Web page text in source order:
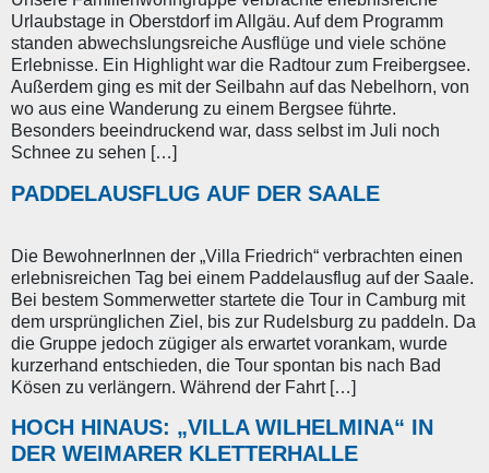
Urlaubstage in Oberstdorf im Allgäu. Auf dem Programm
standen abwechslungsreiche Ausflüge und viele schöne
Erlebnisse. Ein Highlight war die Radtour zum Freibergsee.
Außerdem ging es mit der Seilbahn auf das Nebelhorn, von
wo aus eine Wanderung zu einem Bergsee führte.
Besonders beeindruckend war, dass selbst im Juli noch
Schnee zu sehen […]
PADDELAUSFLUG AUF DER SAALE
Die BewohnerInnen der „Villa Friedrich“ verbrachten einen
erlebnisreichen Tag bei einem Paddelausflug auf der Saale.
Bei bestem Sommerwetter startete die Tour in Camburg mit
dem ursprünglichen Ziel, bis zur Rudelsburg zu paddeln. Da
die Gruppe jedoch zügiger als erwartet vorankam, wurde
kurzerhand entschieden, die Tour spontan bis nach Bad
Kösen zu verlängern. Während der Fahrt […]
HOCH HINAUS: „VILLA WILHELMINA“ IN
DER WEIMARER KLETTERHALLE